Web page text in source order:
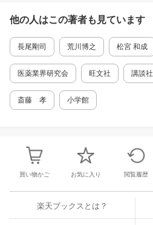
ーク9 進化して
10 出張授業で
ングス 木戸口
直美 さん プラ
さん 〇 生理を
部） 3医薬情報
外製薬 営業本部
藤井 知子 さん
事） 【Column
人たち 5安全性
（中外製薬 医薬
る、医薬品業
ス □ 適性と心
格と取得方法 □
クガイド ◆職業
他の人はこの著者も見ています
長尾剛司 荒川博之 松宮 和成
医薬業界研究会 旺文社 講談社
斎藤 孝 小学館
買い物かご お気に入り 閲覧履歴
楽天ブックスとは？